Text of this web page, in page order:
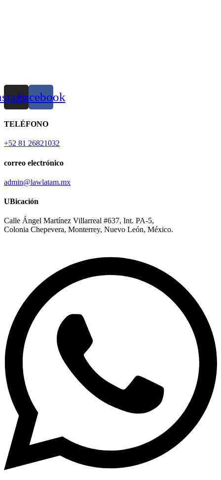
Facebook
TELÉFONO
+52 81 26821032
correo electrónico
admin@lawlatam.mx
UBicación
Calle Ángel Martínez Villarreal #637, Int. PA-5,
Colonia Chepevera, Monterrey, Nuevo León, México.